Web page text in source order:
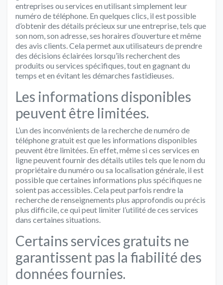
entreprises ou services en utilisant simplement leur
numéro de téléphone. En quelques clics, il est possible
d’obtenir des détails précieux sur une entreprise, tels que
son nom, son adresse, ses horaires d’ouverture et même
des avis clients. Cela permet aux utilisateurs de prendre
des décisions éclairées lorsqu’ils recherchent des
produits ou services spécifiques, tout en gagnant du
temps et en évitant les démarches fastidieuses.
Les informations disponibles
peuvent être limitées.
L’un des inconvénients de la recherche de numéro de
téléphone gratuit est que les informations disponibles
peuvent être limitées. En effet, même si ces services en
ligne peuvent fournir des détails utiles tels que le nom du
propriétaire du numéro ou sa localisation générale, il est
possible que certaines informations plus spécifiques ne
soient pas accessibles. Cela peut parfois rendre la
recherche de renseignements plus approfondis ou précis
plus difficile, ce qui peut limiter l’utilité de ces services
dans certaines situations.
Certains services gratuits ne
garantissent pas la fiabilité des
données fournies.